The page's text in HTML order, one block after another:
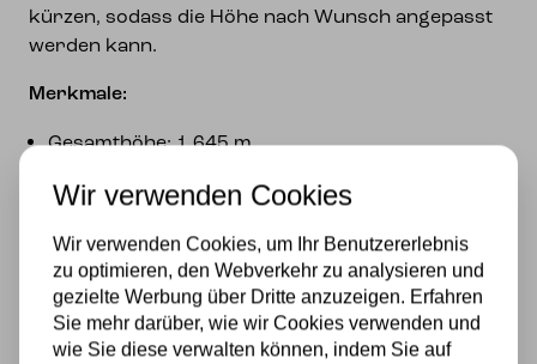
kürzen, sodass die Höhe nach Wunsch angepasst
werden kann.
Merkmale:
Gesamthöhe: 1,645 m
Gesamtlänge: 1 m
Tiefe: 8 cm
Durchmesser Glasschirme: 15 cm
Textilkabel: 150 cm, kürzbar
Wir verwenden Cookies
Wir verwenden Cookies, um Ihr Benutzererlebnis
zu optimieren, den Webverkehr zu analysieren und
gezielte Werbung über Dritte anzuzeigen. Erfahren
Sie mehr darüber, wie wir Cookies verwenden und
wie Sie diese verwalten können, indem Sie auf